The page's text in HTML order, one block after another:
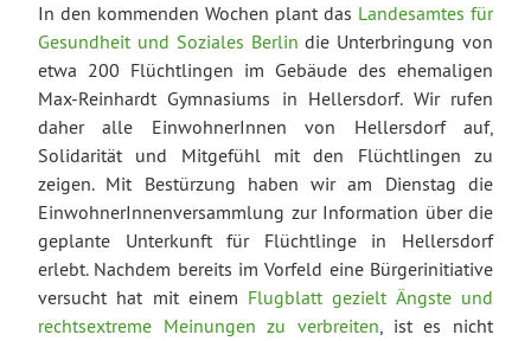
In den kommenden Wochen plant das Landesamtes für
Gesundheit und Soziales Berlin die Unterbringung von
etwa 200 Flüchtlingen im Gebäude des ehemaligen
Max-Reinhardt Gymnasiums in Hellersdorf. Wir rufen
daher alle EinwohnerInnen von Hellersdorf auf,
Solidarität und Mitgefühl mit den Flüchtlingen zu
zeigen. Mit Bestürzung haben wir am Dienstag die
EinwohnerInnenversammlung zur Information über die
geplante Unterkunft für Flüchtlinge in Hellersdorf
erlebt. Nachdem bereits im Vorfeld eine Bürgerinitiative
versucht hat mit einem Flugblatt gezielt Ängste und
rechtsextreme Meinungen zu verbreiten, ist es nicht